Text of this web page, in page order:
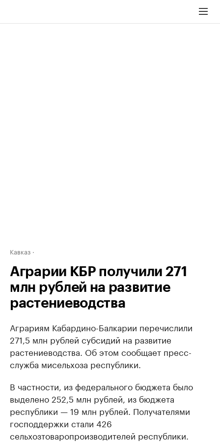
Кавказ
Аграрии КБР получили 271
млн рублей на развитие
растениеводства
Аграриям Кабардино-Балкарии перечислили
271,5 млн рублей субсидий на развитие
растениеводства. Об этом сообщает пресс-
служба мисельхоза республики.
В частности, из федерального бюджета было
выделено 252,5 млн рублей, из бюджета
республики — 19 млн рублей. Получателями
господдержки стали 426
сельхозтоваропроизводителей республики.